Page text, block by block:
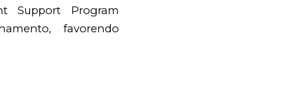
Support Program
favorendo